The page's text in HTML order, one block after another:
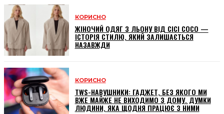
КОРИСНО
ЖІНОЧИЙ ОДЯГ З ЛЬОНУ ВІД CICI COCO —
ІСТОРІЯ СТИЛЮ, ЯКИЙ ЗАЛИШАЄТЬСЯ
НАЗАВЖДИ
КОРИСНО
TWS-НАВУШНИКИ: ГАДЖЕТ, БЕЗ ЯКОГО МИ
ВЖЕ МАЙЖЕ НЕ ВИХОДИМО З ДОМУ. ДУМКИ
ЛЮДИНИ, ЯКА ЩОДНЯ ПРАЦЮЄ З НИМИ